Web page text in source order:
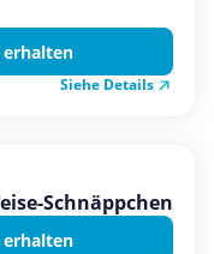
Siehe Details
Schnäppchen